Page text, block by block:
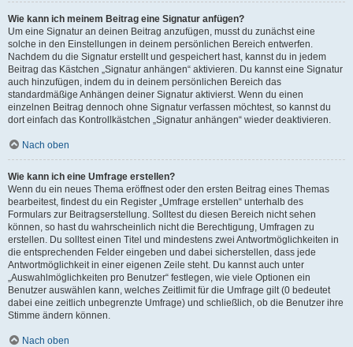
Wie kann ich meinem Beitrag eine Signatur anfügen?
Um eine Signatur an deinen Beitrag anzufügen, musst du zunächst eine
solche in den Einstellungen in deinem persönlichen Bereich entwerfen.
Nachdem du die Signatur erstellt und gespeichert hast, kannst du in jedem
Beitrag das Kästchen „Signatur anhängen“ aktivieren. Du kannst eine Signatur
auch hinzufügen, indem du in deinem persönlichen Bereich das
standardmäßige Anhängen deiner Signatur aktivierst. Wenn du einen
einzelnen Beitrag dennoch ohne Signatur verfassen möchtest, so kannst du
dort einfach das Kontrollkästchen „Signatur anhängen“ wieder deaktivieren.
Nach oben
Wie kann ich eine Umfrage erstellen?
Wenn du ein neues Thema eröffnest oder den ersten Beitrag eines Themas
bearbeitest, findest du ein Register „Umfrage erstellen“ unterhalb des
Formulars zur Beitragserstellung. Solltest du diesen Bereich nicht sehen
können, so hast du wahrscheinlich nicht die Berechtigung, Umfragen zu
erstellen. Du solltest einen Titel und mindestens zwei Antwortmöglichkeiten in
die entsprechenden Felder eingeben und dabei sicherstellen, dass jede
Antwortmöglichkeit in einer eigenen Zeile steht. Du kannst auch unter
„Auswahlmöglichkeiten pro Benutzer“ festlegen, wie viele Optionen ein
Benutzer auswählen kann, welches Zeitlimit für die Umfrage gilt (0 bedeutet
dabei eine zeitlich unbegrenzte Umfrage) und schließlich, ob die Benutzer ihre
Stimme ändern können.
Nach oben